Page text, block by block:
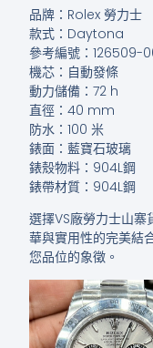
品牌：Rolex 勞力士
款式：Daytona
參考編號：126509-
機芯：自動發條
動力儲備：72 h
直徑：40 mm
防水：100 米
錶面：藍寶石玻璃
錶殼物料：904L鋼
錶帶材質：904L鋼
選擇VS廠勞力士山
華與實用性的完美結
您品位的象徵。